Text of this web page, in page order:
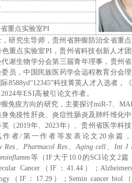
重点实验室PI
，研究生导师 ，贵州省肿瘤防治全省重点
重点实验室PI ，贵州省科技创新人才
谢生物学分会第三届青年理事，贵州
员，中国民族医药学会远程教育分会
8588yd“12345”科技菁英人才入选者，
2024年ESI高被引论文作者。
免疫方向的研究，主要探讨miR-7、
身免疫性肝炎、炎症性肠炎及肺纤维化
奖（2019年、2023年）、贵州省医学科
作者/ 第一作者等发表论文20 余篇，
Res 、Pharmacol Res 、Aging cell 、 Int J
等（IF 大于10.0 的 SCI论文 2篇
Cancer（ IF： 41.44）；
（ IF： 17.29）； Semin cancer biol （